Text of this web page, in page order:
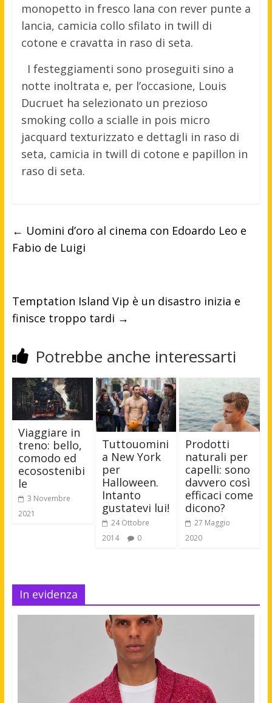
monopetto in fresco lana con rever punte a
lancia, camicia collo sfilato in twill di
cotone e cravatta in raso di seta.
I festeggiamenti sono proseguiti sino a
notte inoltrata e, per l’occasione, Louis
Ducruet ha selezionato un prezioso
smoking collo a scialle in pois micro
jacquard texturizzato e dettagli in raso di
seta, camicia in twill di cotone e papillon in
raso di seta.
← Uomini d’oro al cinema con Edoardo Leo e
Fabio de Luigi
Temptation Island Vip è un disastro inizia e
finisce troppo tardi →
Potrebbe anche interessarti
Viaggiare in
treno: bello,
comodo ed
ecosostenibi
le
3 Novembre
2021
Tuttouomini
a New York
per
Halloween.
Intanto
gustatevi lui!
24 Ottobre
2014
0
Prodotti
naturali per
capelli: sono
davvero così
efficaci come
dicono?
27 Maggio
2020
In evidenza